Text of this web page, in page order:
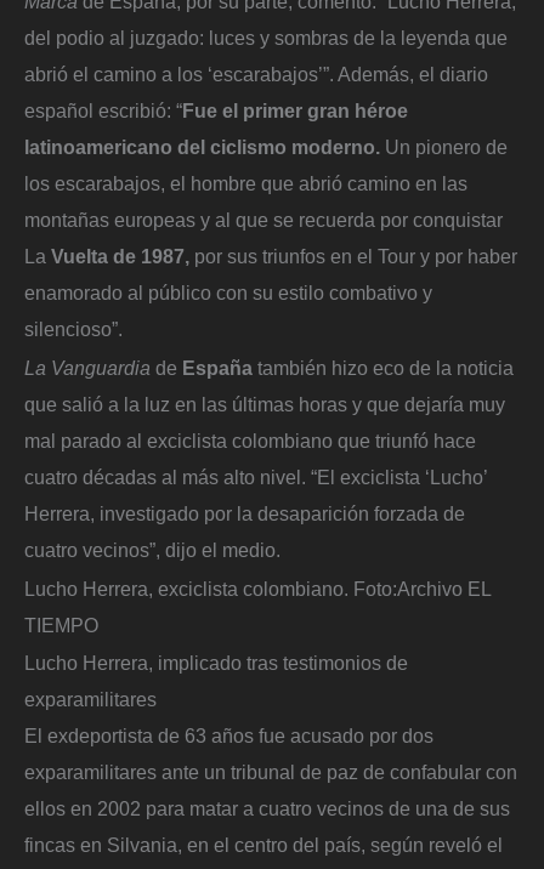
del podio al juzgado: luces y sombras de la leyenda que
abrió el camino a los ‘escarabajos’”. Además, el diario
español escribió: “Fue el primer gran héroe
latinoamericano del ciclismo moderno. Un pionero de
los escarabajos, el hombre que abrió camino en las
montañas europeas y al que se recuerda por conquistar
La Vuelta de 1987, por sus triunfos en el Tour y por haber
enamorado al público con su estilo combativo y
silencioso”.
La Vanguardia de España también hizo eco de la noticia
que salió a la luz en las últimas horas y que dejaría muy
mal parado al exciclista colombiano que triunfó hace
cuatro décadas al más alto nivel. “El exciclista ‘Lucho’
Herrera, investigado por la desaparición forzada de
cuatro vecinos”, dijo el medio.
Lucho Herrera, exciclista colombiano. Foto:Archivo EL
TIEMPO
Lucho Herrera, implicado tras testimonios de
exparamilitares
El exdeportista de 63 años fue acusado por dos
exparamilitares ante un tribunal de paz de confabular con
ellos en 2002 para matar a cuatro vecinos de una de sus
fincas en Silvania, en el centro del país, según reveló el